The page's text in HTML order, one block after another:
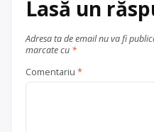
Lasă un
Adresa ta de email nu va fi
marcate cu *
Comentariu *